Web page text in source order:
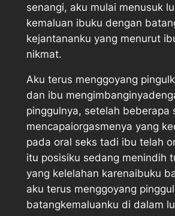
senangi, aku mulai menusuk
kemaluan ibuku dengan
kejantananku yang menurut
nikmat.
Aku terus menggoyang
dan ibu
pinggulnya, setelah beberapa
mencapaiorgasmenya yang
pada oral seks tadi ibu telah
itu posisiku sedang menindih
yang kelelahan karenaibuku
aku terus menggoyang
batangkemaluanku di dalam